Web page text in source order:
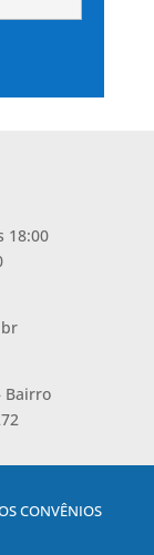
18:00
Bairro
CONVÊNIOS